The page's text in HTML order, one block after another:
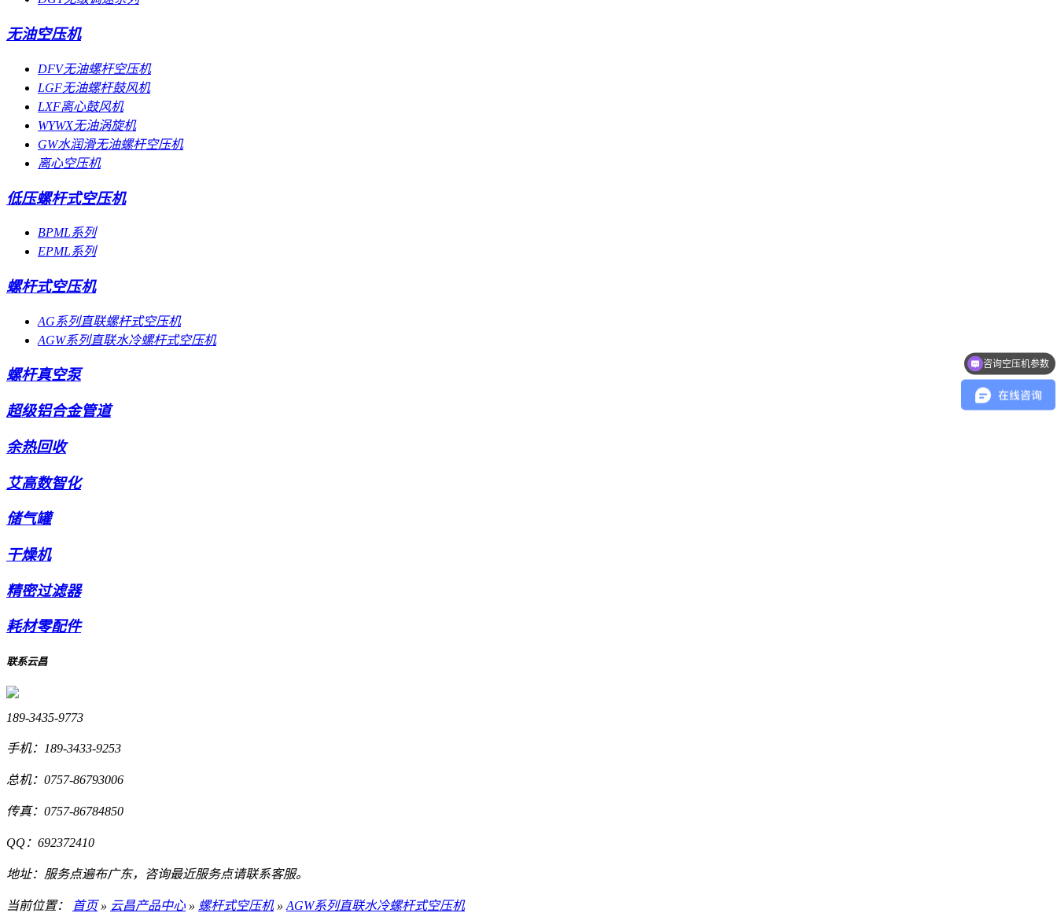
无油空压机
DFV无油螺杆空压机
LGF无油螺杆鼓风机
LXF离心鼓风机
WYWX无油涡旋机
GW水润滑无油螺杆空压机
离心空压机
低压螺杆式空压机
BPML系列
EPML系列
螺杆式空压机
AG系列直联螺杆式空压机
AGW系列直联水冷螺杆式空压机
螺杆真空泵
超级铝合金管道
余热回收
艾高数智化
储气罐
干燥机
精密过滤器
耗材零配件
联系云昌
189-3435-9773
手机： 189-3433-9253
总机： 0757-86793006
传真： 0757-86784850
QQ： 692372410
地址： 服务点遍布广东，咨询最近服务点请联系客服。
当前位置： 首页» 云昌产品中心 » 螺杆式空压机» AGW系列直联水冷螺杆式空压机
咨询空压机参数